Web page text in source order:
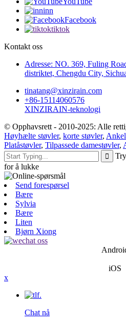
inn
Facebook
tiktok
Kontakt oss
Adresse: NO. 369, Fuling
distriktet, Chengdu City,
tinatang@xinzirain.com
+86-15114060576
XINZIRAIN-teknologi
© Opphavsrett - 2010-2025: Alle
Høyhælte støvler, korte støvler,
Platåstøvler, Tilpassede damestøvler,
for å lukke
Send forespørsel
Bære
Sylvia
Bære
Liten
Bjørn Xiong
iOS
x
Chat nå